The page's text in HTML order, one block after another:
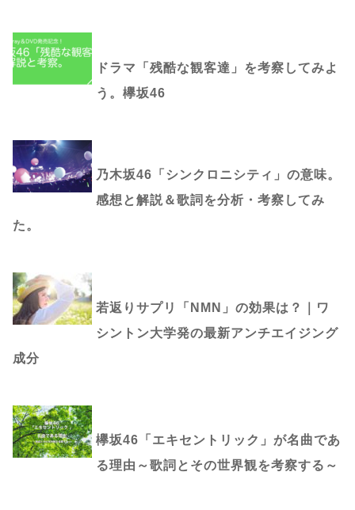
ドラマ「残酷な観客達」を考察してみよ
う。欅坂46
乃木坂46「シンクロニシティ」の意味。
感想と解説＆歌詞を分析・考察してみ
た。
若返りサプリ「NMN」の効果は？｜ワ
シントン大学発の最新アンチエイジング
成分
欅坂46「エキセントリック」が名曲であ
る理由～歌詞とその世界観を考察する～